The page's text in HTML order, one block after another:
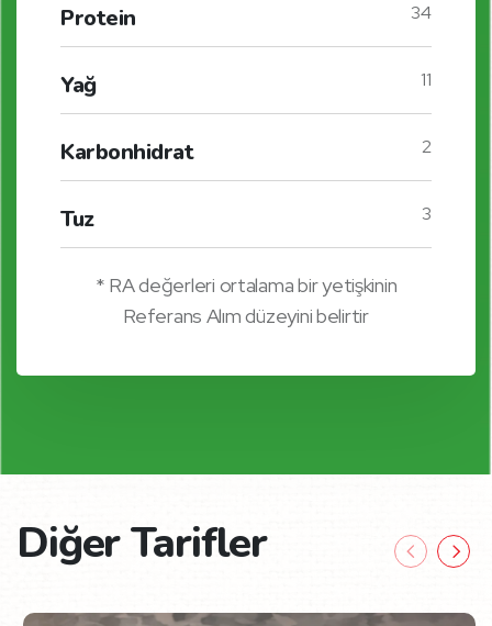
Protein 34
Yağ 11
Karbonhidrat 2
Tuz 3
* RA değerleri ortalama bir yetişkinin
Referans Alım düzeyini belirtir
Diğer Tarifler